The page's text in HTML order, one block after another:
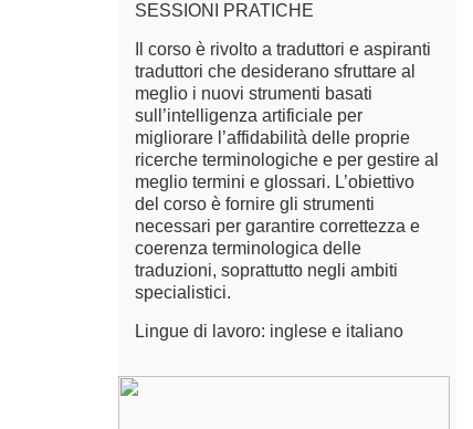
SESSIONI PRATICHE
Il corso è rivolto a traduttori e aspiranti
traduttori che desiderano sfruttare al
meglio i nuovi strumenti basati
sull’intelligenza artificiale per
migliorare l’affidabilità delle proprie
ricerche terminologiche e per gestire al
meglio termini e glossari. L’obiettivo
del corso è fornire gli strumenti
necessari per garantire correttezza e
coerenza terminologica delle
traduzioni, soprattutto negli ambiti
specialistici.
Lingue di lavoro: inglese e italiano